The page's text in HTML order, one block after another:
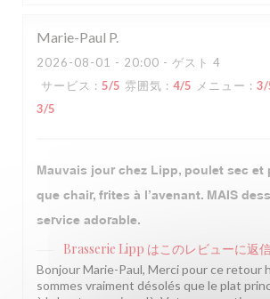
Marie-Paul P
2026-08-01 - 20:00 - ゲスト 4
サービス : 5/5 雰囲気 : 4/5 メニュー : 3/
3/5
Mauvais jour chez Lipp, poulet sec et
que chair, frites à l’avenant. MAIS
service adorable.
Brasserie Lipp はこのレビューに返
Bonjour Marie-Paul, Merci pour ce retour
sommes vraiment désolés que le plat